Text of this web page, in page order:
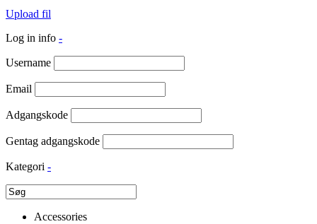
Upload fil
Log in info -
Username
Email
Adgangskode
Gentag adgangskode
Kategori -
Accessories